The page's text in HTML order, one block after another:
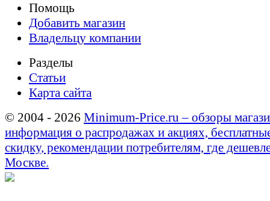
Помощь
Добавить магазин
Владельцу компании
Разделы
Статьи
Карта сайта
© 2004 - 2026 Minimum-Price.ru – обзоры
информация о распродажах и акциях,
скидку, рекомендации потребителям, где
Москве.